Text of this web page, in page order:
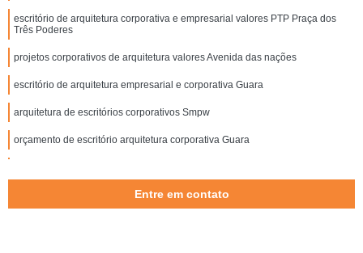
escritório de arquitetura corporativa e empresarial valores PTP Praça dos
Três Poderes
projetos corporativos de arquitetura valores Avenida das nações
escritório de arquitetura empresarial e corporativa Guara
arquitetura de escritórios corporativos Smpw
orçamento de escritório arquitetura corporativa Guara
botânico
Entre em contato